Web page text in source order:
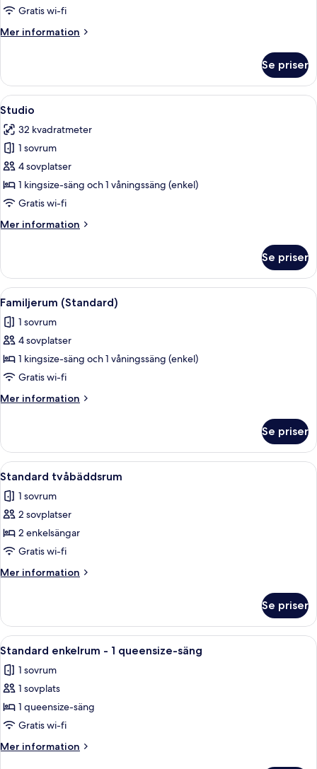
Gratis wi-fi
Mer information
Mer
dubbelrum
Se priser
Öppna
alla
foton
för
Studio
Ett modernt kök med en diskho i
8
Studio
32 kvadratmeter
1 sovrum
4 sovplatser
1 kingsize-säng och 1 våningssäng (enkel)
Gratis wi-fi
Mer information
Mer
Se priser
Öppna
alla
foton
för
Familjerum
(Standard)
Ett modernt hotellrum med en stor
14
Familjerum (Standard)
1 sovrum
4 sovplatser
1 kingsize-säng och 1 våningssäng (enkel)
Gratis wi-fi
Mer information
Mer
(Standard)
Se priser
Öppna
alla
foton
för
Standard
tvåbäddsrum
En snyggt bäddad säng med vita
9
Standard tvåbäddsrum
1 sovrum
2 sovplatser
2 enkelsängar
Gratis wi-fi
Mer information
Mer
tvåbäddsrum
Se priser
Öppna
alla
foton
för
Standard
enkelrum
-
1
En snyggt bäddad säng med en
5
Standard enkelrum - 1 queensize-säng
1 sovrum
1 sovplats
1 queensize-säng
Gratis wi-fi
Mer information
Mer